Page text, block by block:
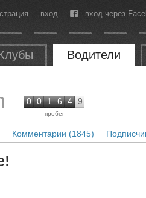
вход вход через
Водители
0 0 1 6 4 9
пробег
Комментарии (1845)